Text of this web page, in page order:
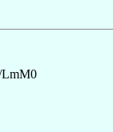
LmM0